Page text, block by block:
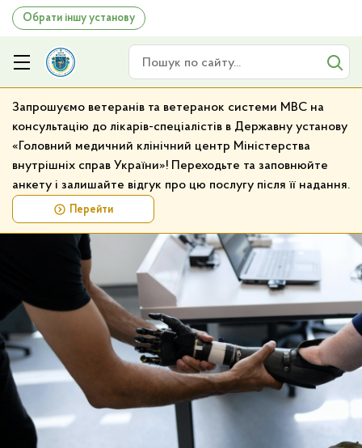
Обрати іншу установу
Запрошуємо ветеранів та ветеранок системи МВС на
консультацію до лікарів-спеціалістів в Державну установу
«Головний медичний клінічний центр Міністерства
внутрішніх справ України»! Переходьте та заповнюйте
анкету і залишайте відгук про цю послугу після її надання.
Перейти